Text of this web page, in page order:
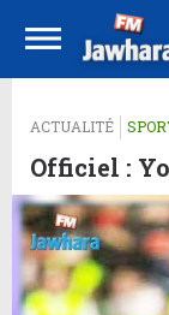
ACTUALITÉ
Officiel :